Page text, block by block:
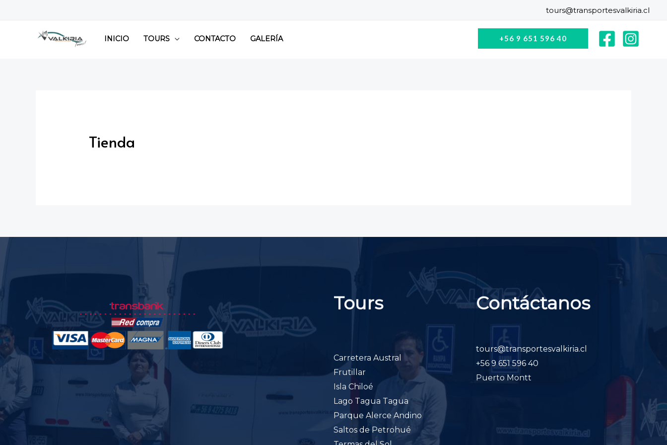
contenido
tours@transportesvalkiria.cl
INICIO TOURS CONTACTO GALERÍA +56 9 651 596 40
Tienda
Tours
Carretera Austral
Frutillar
Isla Chiloé
Lago Tagua Tagua
Parque Alerce Andino
Saltos de Petrohué
Contáctanos
tours@transportesvalkiria.cl
+56 9 651 596 40
Puerto Montt